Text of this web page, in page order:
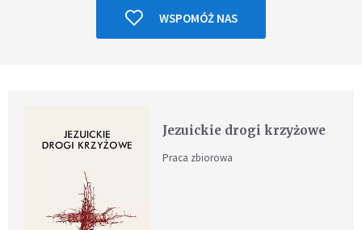
WSPOMÓŻ NAS
Jezuickie drogi krzyżowe
Praca zbiorowa